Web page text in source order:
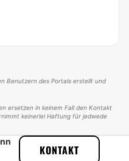
Benutzern des Portals erstellt und
ersetzen in keinem Fall den Kontakt
keinerlei Haftung für jedwede
KONTAKT